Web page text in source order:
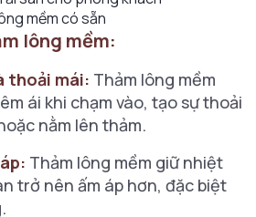
mềm có sẵn
lông mềm:
thoải mái: Thảm lông mềm
ái khi chạm vào, tạo sự thoải
nằm lên thảm.
Thảm lông mềm giữ nhiệt
trở nên ấm áp hơn, đặc biệt